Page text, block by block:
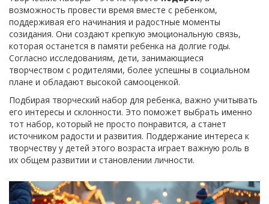
возможность провести время вместе с ребенком,
поддерживая его начинания и радостные моменты
созидания. Они создают крепкую эмоциональную связь,
которая останется в памяти ребенка на долгие годы.
Согласно исследованиям, дети, занимающиеся
творчеством с родителями, более успешны в социальном
плане и обладают высокой самооценкой.
Подбирая творческий набор для ребенка, важно учитывать
его интересы и склонности. Это поможет выбрать именно
тот набор, который не просто понравится, а станет
источником радости и развития. Поддержание интереса к
творчеству у детей этого возраста играет важную роль в
их общем развитии и становлении личности.